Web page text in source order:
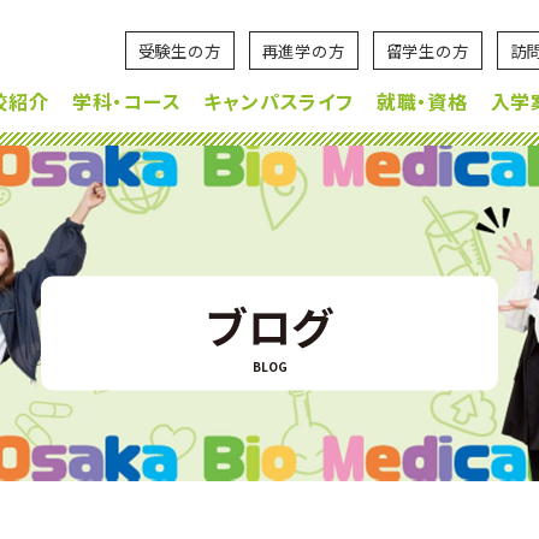
受験生の方 再進学の方 留学生の方 訪
紹介 学科・コース キャンパスライフ 就職・資格 入学
ブログ
BLOG